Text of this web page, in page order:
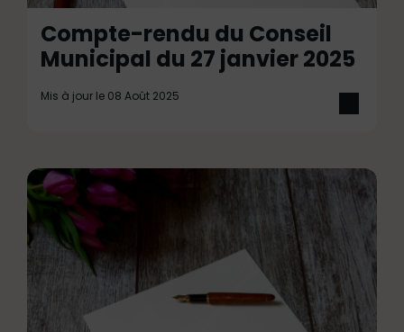
Compte-rendu du Conseil
Municipal du 27 janvier 2025
Mis à jour le 08 Août 2025